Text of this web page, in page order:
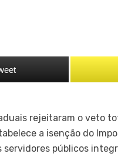
rejeitaram o veto
a isenção do
servidores públicos